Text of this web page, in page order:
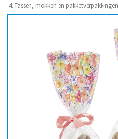
4. Tassen, mokken en pakketverpakkingen